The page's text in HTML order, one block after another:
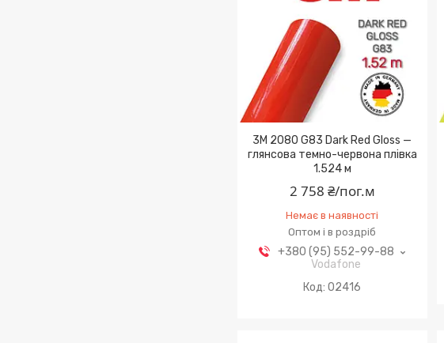
3M 2080 G83 Dark Red Gloss —
глянсова темно-червона плівка
1.524 м
2 758 ₴/пог.м
Немає в наявності
Оптом і в роздріб
+380 (95) 552-99-88
Vodafone
02416